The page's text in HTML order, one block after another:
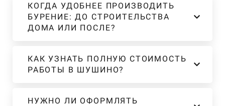
КОГДА УДОБНЕЕ ПРОИЗВОДИТЬ
БУРЕНИЕ: ДО СТРОИТЕЛЬСТВА
ДОМА ИЛИ ПОСЛЕ?
КАК УЗНАТЬ ПОЛНУЮ СТОИМОСТЬ
РАБОТЫ В ШУШИНО?
НУЖНО ЛИ ОФОРМЛЯТЬ